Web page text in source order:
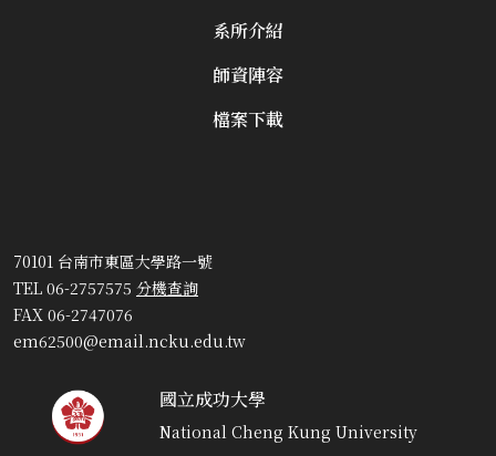
系所介紹
師資陣容
檔案下載
70101 台南市東區大學路一號
TEL 06-2757575 分機查詢
FAX 06-2747076
em62500@email.ncku.edu.tw
國立成功大學
National Cheng Kung University